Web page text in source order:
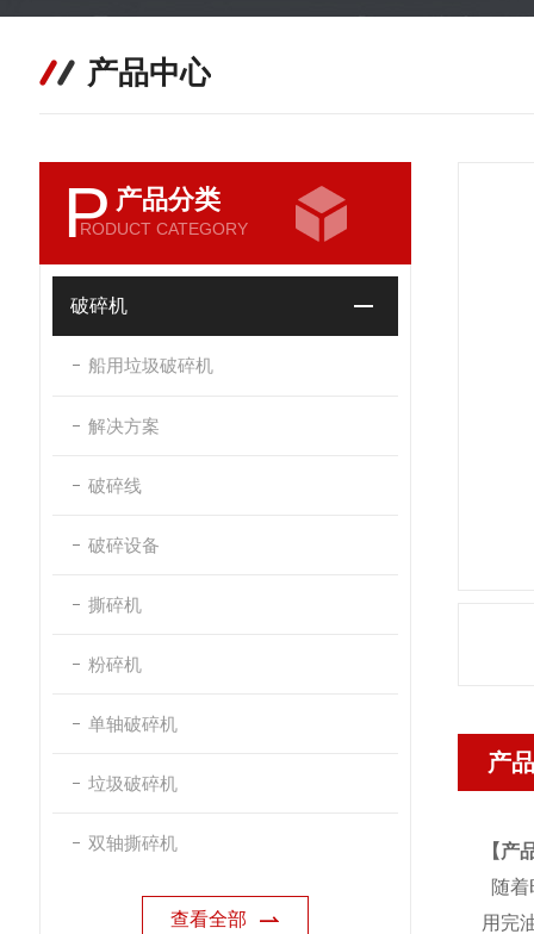
产品中心
P 产品分类
RODUCT CATEGORY
破碎机
船用垃圾破碎机
解决方案
破碎线
破碎设备
撕碎机
粉碎机
单轴破碎机
垃圾破碎机
双轴撕碎机
查看全部
产
【产
随
用完